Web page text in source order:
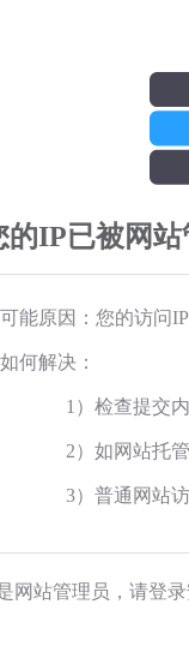
的IP已被网
可能原因：您的访问
如何解决：
1）检查提交
2）如网站托
3）普通网站
网站管理员，请登